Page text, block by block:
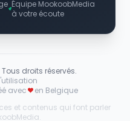
Équipe MookoobMedia
à votre écoute
droits réservés.
avec
en Belgique
et contenus qui font parler